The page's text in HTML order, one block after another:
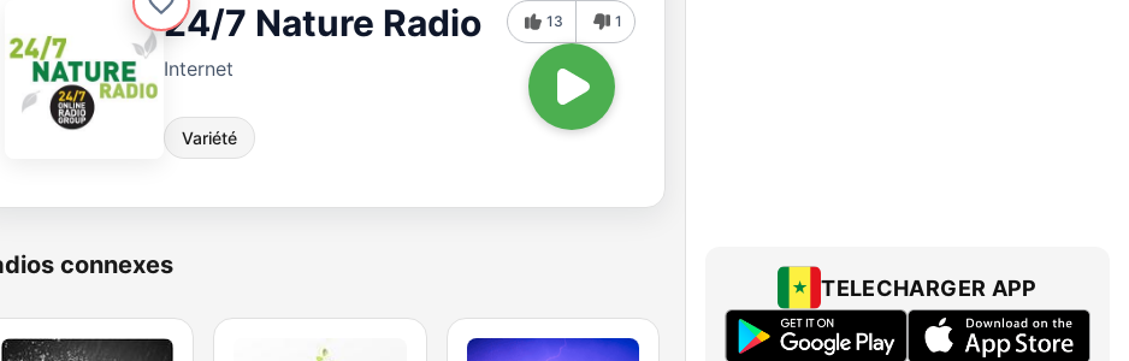
24/7 Nature Radio
Internet
Variété
13 1
connexes
TELECHARGER APP